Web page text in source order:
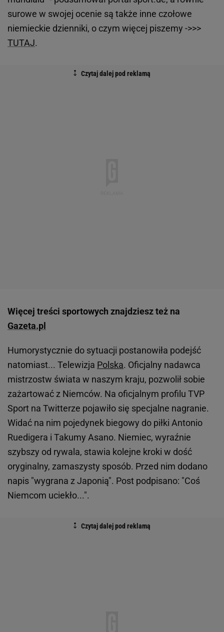
surowe w swojej ocenie są także inne czołowe
niemieckie dzienniki, o czym więcej piszemy ->>>
TUTAJ.
Więcej treści sportowych znajdziesz też na
Gazeta.pl
Humorystycznie do sytuacji postanowiła podejść
natomiast... Telewizja Polska. Oficjalny nadawca
mistrzostw świata w naszym kraju, pozwolił sobie
zażartować z Niemców. Na oficjalnym profilu TVP
Sport na Twitterze pojawiło się specjalne nagranie.
Widać na nim pojedynek biegowy do piłki Antonio
Ruedigera i Takumy Asano. Niemiec, wyraźnie
szybszy od rywala, stawia kolejne kroki w dość
oryginalny, zamaszysty sposób. Przed nim dodano
napis "wygrana z Japonią". Post podpisano: "Coś
Niemcom uciekło...".